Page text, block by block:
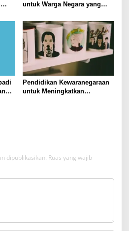
untuk Warga Negara yang
Pendidikan Kewaranegaraan
untuk Meningkatkan
dipublikasikan. Ruas yang wajib